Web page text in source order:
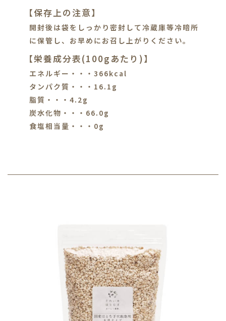
【保存上の注意】
開封後は袋をしっかり密封して冷蔵庫等冷暗所
に保管し、お早めにお召し上がりください。
【栄養成分表(100gあたり)】
エネルギー・・・366kcal
タンパク質・・・16.1g
脂質・・・4.2g
炭水化物・・・66.0g
食塩相当量・・・0g